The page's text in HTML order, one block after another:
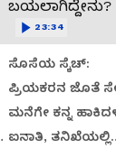
ಸೊಸೆಯ ಸ್ಕೆಚ್:
ಪ್ರಿಯಕರನ ಜೊತೆ
ಮನೆಗೇ ಕನ್ನ
ಐನಾತಿ, ತನಿಖೆಯಲ್ಲಿ
23:34